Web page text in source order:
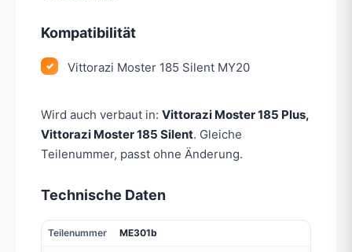
Kompatibilität
Vittorazi Moster 185 Silent MY20
Wird auch verbaut in: Vittorazi Moster 185 Plus,
Vittorazi Moster 185 Silent. Gleiche
Teilenummer, passt ohne Änderung.
Technische Daten
Teilenummer ME301b